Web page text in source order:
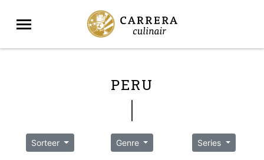
PERU
Sorteer Genre Series